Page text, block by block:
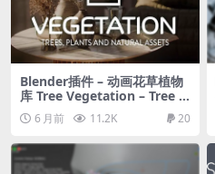
Blender插件 – 动画花草植物
库 Tree Vegetation – Tree A
nd Plant Animation Library
Addon
6 月前 11.2K 20